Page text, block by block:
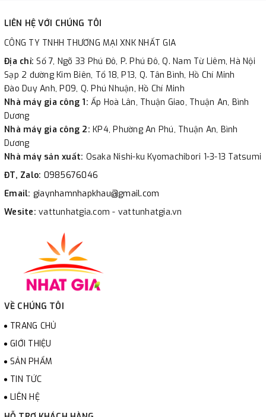
LIÊN HỆ VỚI CHÚNG TÔI
CÔNG TY TNHH THƯƠNG MẠI XNK NHẤT GIA
Địa chỉ:Số 7, Ngõ 33 Phú Đô, P. Phú Đô, Q. Nam Từ Liêm, Hà Nội
Sạp 2 đường Kim Biên, Tổ 18, P13, Q. Tân Bình, Hồ Chí Minh
Đào Duy Anh, P09, Q. Phú Nhuận, Hồ Chí Minh
Nhà máy gia công 1: Ấp Hoà Lân, Thuận Giao, Thuận An, Bình
Dương
Nhà máy gia công 2: KP4, Phường An Phú, Thuận An, Bình
Dương
Nhà máy sản xuất: Osaka Nishi-ku Kyomachibori 1-3-13 Tatsumi
ĐT, Zalo: 0985676046
Email: giaynhamnhapkhau@gmail.com
Wesite: vattunhatgia.com - vattunhatgia.vn
VỀ CHÚNG TÔI
TRANG CHỦ
GIỚI THIỆU
SẢN PHẨM
TIN TỨC
LIÊN HỆ